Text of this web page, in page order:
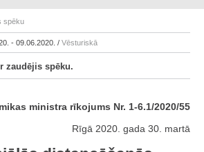
spēku
- 09.06.2020. / Vēsturiskā
zaudējis spēku.
ministra rīkojums Nr. 1-6.1/2020/55
Rīgā 2020. gada 30. martā